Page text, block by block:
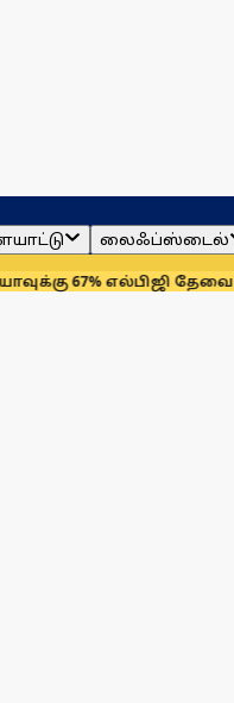
லைஃப்ஸ்டைல்
67% எல்பிஜி தேவையைப்